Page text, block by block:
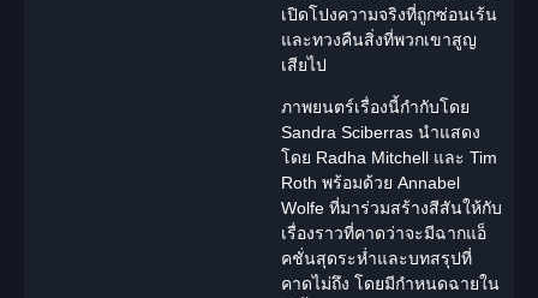
เปิดโปงความจริงที่ถูกซ่อนเร้น
และทวงคืนสิ่งที่พวกเขาสูญ
เสียไป
ภาพยนตร์เรื่องนี้กำกับโดย
Sandra Sciberras นำแสดง
โดย Radha Mitchell และ Tim
Roth พร้อมด้วย Annabel
Wolfe ที่มาร่วมสร้างสีสันให้กับ
เรื่องราวที่คาดว่าจะมีฉากแอ็
คชั่นสุดระห่ำและบทสรุปที่
คาดไม่ถึง โดยมีกำหนดฉายใน